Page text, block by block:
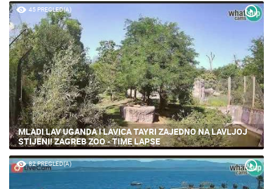
45 PREGLED(A)
MLADI LAV UGANDA I LAVICA TAYRI ZAJEDNO NA LAVLJOJ
STIJENI! ZAGREB ZOO - TIME LAPSE
82 PREGLED(A)